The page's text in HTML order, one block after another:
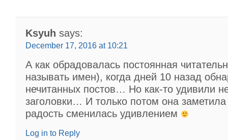
Ksyuh says:
December 17, 2016 at 10:21
А как обрадовалась постоянная
называть имен), когда дней 10 назад
нечитанных постов… Но как-то удивили
заголовки… И только потом она заметила
радость сменилась удивлением
Log in to Reply